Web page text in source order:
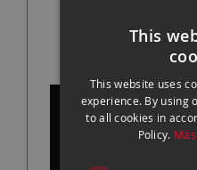
Peso: 790 gr
This
This website uses
experience. By using
to all cookies in
Policy.